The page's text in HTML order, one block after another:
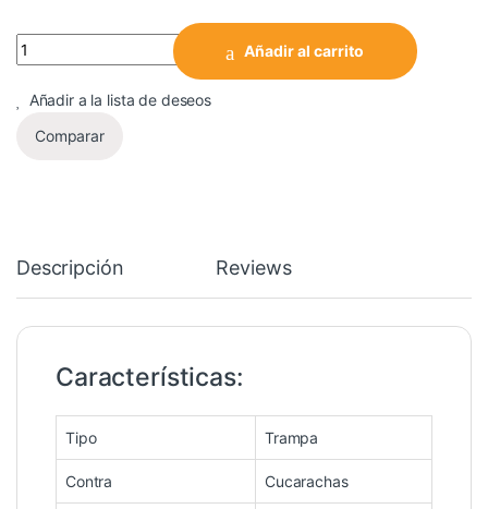
Cantidad
Añadir al carrito
Añadir a la lista de deseos
Comparar
Descripción Reviews
Características:
Tipo Trampa
Contra Cucarachas